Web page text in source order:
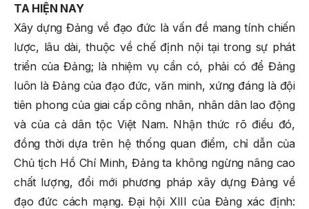
TA HIỆN NAY
Xây dựng Đảng về đạo đức là vấn đề mang tính chiến
lược, lâu dài, thuộc về chế định nội tại trong sự phát
triển của Đảng; là nhiệm vụ cần có, phải có để Đảng
luôn là Đảng của đạo đức, văn minh, xứng đáng là đội
tiên phong của giai cấp công nhân, nhân dân lao động
và của cả dân tộc Việt Nam. Nhận thức rõ điều đó,
đồng thời dựa trên hệ thống quan điểm, chỉ dẫn của
Chủ tịch Hồ Chí Minh, Đảng ta không ngừng nâng cao
chất lượng, đổi mới phương pháp xây dựng Đảng về
đạo đức cách mạng. Đại hội XIII của Đảng xác định: